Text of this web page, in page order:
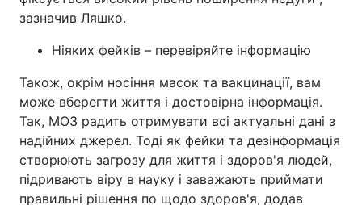
зазначив Ляшко.
Ніяких фейків – перевіряйте інформацію
Також, окрім носіння масок та вакцинації, вам
може вберегти життя і достовірна інформація.
Так, МОЗ радить отримувати всі актуальні дані з
надійних джерел. Тоді як фейки та дезінформація
створюють загрозу для життя і здоров'я людей,
підривають віру в науку і заважають приймати
правильні рішення по щодо здоров'я, додав